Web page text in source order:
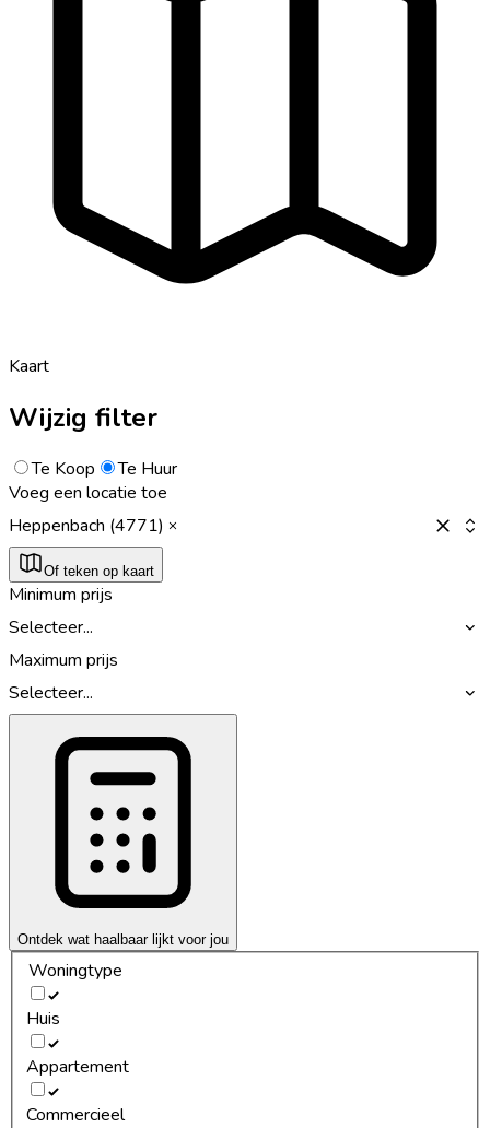
Kaart
Wijzig filter
Te Koop
Te Huur
Voeg een locatie toe
Heppenbach (4771)
Of teken op kaart
Minimum prijs
Selecteer...
Maximum prijs
Selecteer...
Ontdek wat haalbaar lijkt voor jou
Woningtype
Huis
Appartement
Commercieel